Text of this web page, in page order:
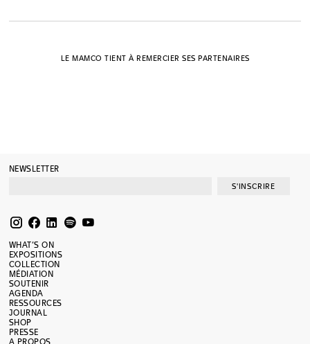
LE MAMCO TIENT À REMERCIER SES PARTENAIRES
NEWSLETTER
S'INSCRIRE
WHAT’S ON
EXPOSITIONS
COLLECTION
MÉDIATION
SOUTENIR
AGENDA
RESSOURCES
JOURNAL
SHOP
PRESSE
A PROPOS